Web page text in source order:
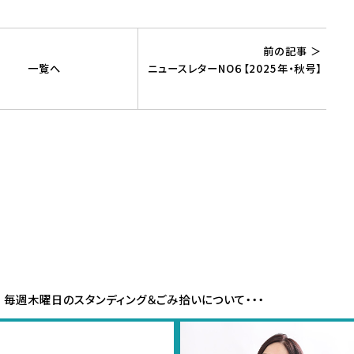
一覧へ
前の記事 ＞
ニュースレターNO６【2025年・秋号】
毎週木曜日のスタンディング＆ごみ拾いについて・・・